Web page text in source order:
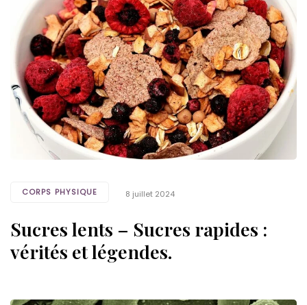
CORPS PHYSIQUE 8 juillet 2024
Sucres lents – Sucres rapides :
vérités et légendes.